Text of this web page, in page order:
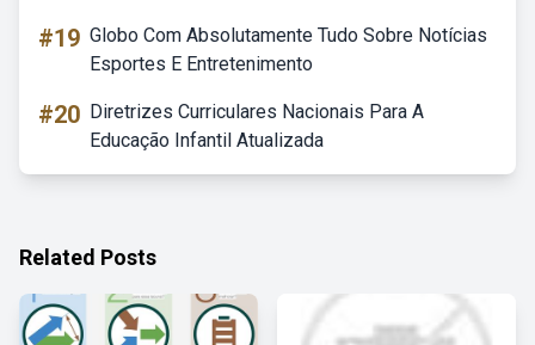
#19 Globo Com Absolutamente Tudo Sobre Notícias
Esportes E Entretenimento
#20 Diretrizes Curriculares Nacionais Para A
Educação Infantil Atualizada
Related Posts